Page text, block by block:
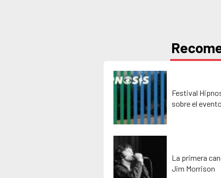
Festival
sobre el
La primera
Jim Morrison